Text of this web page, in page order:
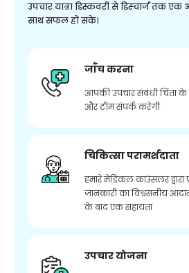
उपचार यात्रा डिस्कवरी से डिस्चार्ज तक
साथ सफल हो सके।
जाँच करना
आपकी उपचार संबंधी चिंता के
और टीम संपर्क करेगी
चिकित्सा परामर्शदाता
हमारे मेडिकल काउंसलर द्वारा
जानकारी का विश्वसनीय
के बाद एक सहायता
उपचार योजना